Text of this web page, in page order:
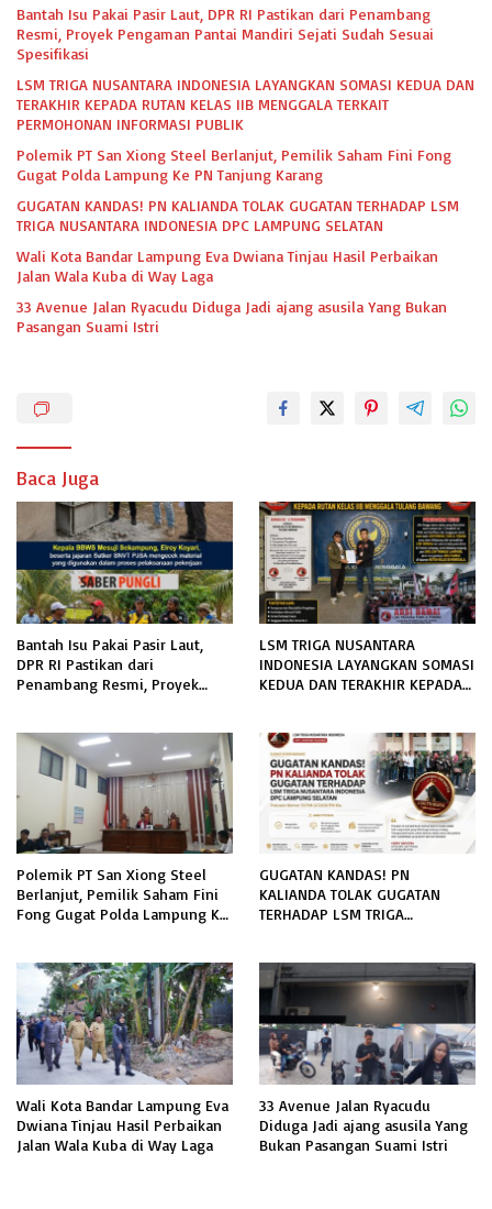
Bantah Isu Pakai Pasir Laut, DPR RI Pastikan dari Penambang
Resmi, Proyek Pengaman Pantai Mandiri Sejati Sudah Sesuai
Spesifikasi
LSM TRIGA NUSANTARA INDONESIA LAYANGKAN SOMASI KEDUA DAN
TERAKHIR KEPADA RUTAN KELAS IIB MENGGALA TERKAIT
PERMOHONAN INFORMASI PUBLIK
Polemik PT San Xiong Steel Berlanjut, Pemilik Saham Fini Fong
Gugat Polda Lampung Ke PN Tanjung Karang
GUGATAN KANDAS! PN KALIANDA TOLAK GUGATAN TERHADAP LSM
TRIGA NUSANTARA INDONESIA DPC LAMPUNG SELATAN
Wali Kota Bandar Lampung Eva Dwiana Tinjau Hasil Perbaikan
Jalan Wala Kuba di Way Laga
33 Avenue Jalan Ryacudu Diduga Jadi ajang asusila Yang Bukan
Pasangan Suami Istri
Baca Juga
Bantah Isu Pakai Pasir Laut,
DPR RI Pastikan dari
Penambang Resmi, Proyek
LSM TRIGA NUSANTARA
INDONESIA LAYANGKAN SOMASI
KEDUA DAN TERAKHIR KEPADA
INFORMASI PUBLIK
Polemik PT San Xiong Steel
Berlanjut, Pemilik Saham Fini
Fong Gugat Polda Lampung Ke
GUGATAN KANDAS! PN
KALIANDA TOLAK GUGATAN
TERHADAP LSM TRIGA
Wali Kota Bandar Lampung Eva
Dwiana Tinjau Hasil Perbaikan
Jalan Wala Kuba di Way Laga
33 Avenue Jalan Ryacudu
Diduga Jadi ajang asusila Yang
Bukan Pasangan Suami Istri